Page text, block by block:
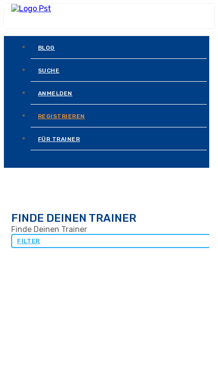
BLOG
SUCHE
ANMELDEN
REGISTRIEREN
FÜR TRAINER
FINDE DEINEN TRAINER
Finde Deinen Trainer
FILTER